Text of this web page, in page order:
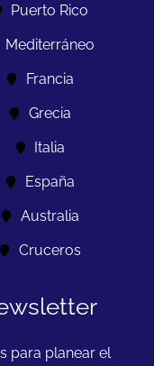
Puerto Rico
Mediterráneo
Francia
Grecia
Italia
España
Australia
Cruceros
para planear el